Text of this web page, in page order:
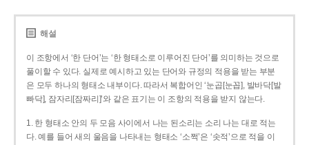
해설
이 조항에서 ‘한 단어’는 ‘한 형태소로 이루어진 단어’를 의미하는 것으로
풀이할 수 있다. 실제로 예시하고 있는 단어와 규정의 적용을 받는 부분
은 모두 하나의 형태소 내부이다. 따라서 복합어인 ‘눈곱[눈꼽], 발바닥[발
빠닥], 잠자리[잠짜리]’와 같은 표기는 이 조항의 적용을 받지 않는다.
1. 한 형태소 안의 두 모음 사이에서 나는 된소리는 소리 나는 대로 적는
다. 예를 들어 새의 울음을 나타내는 형태소 ‘소쩍’은 ‘솟적’으로 적을 이